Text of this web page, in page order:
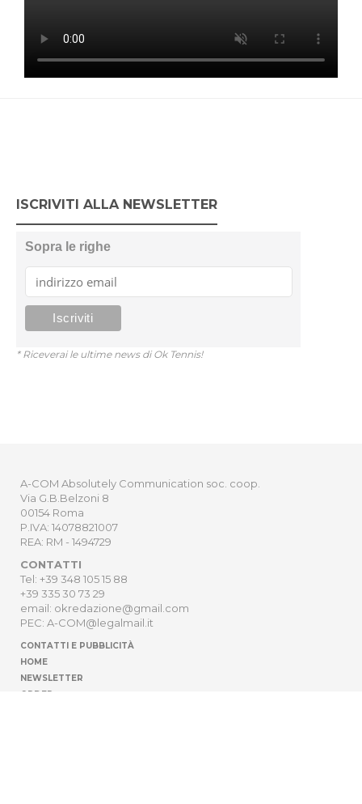
ISCRIVITI ALLA NEWSLETTER
Sopra le righe
* Riceverai le ultime news di Ok Tennis!
A-COM Absolutely Communication soc. coop.
Via G.B.Belzoni 8
00154 Roma
P.IVA: 14078821007
REA: RM - 1494729
CONTATTI
Tel: +39 348 105 15 88
+39 335 30 73 29
email: okredazione@gmail.com
PEC: A-COM@legalmail.it
CONTATTI E PUBBLICITÀ
HOME
NEWSLETTER
ORDER